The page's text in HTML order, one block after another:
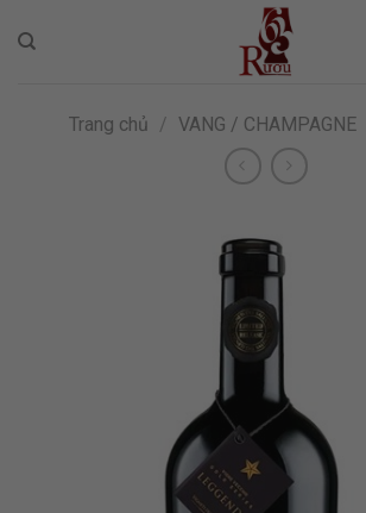
Trang chủ / VANG / CHAMPAGNE